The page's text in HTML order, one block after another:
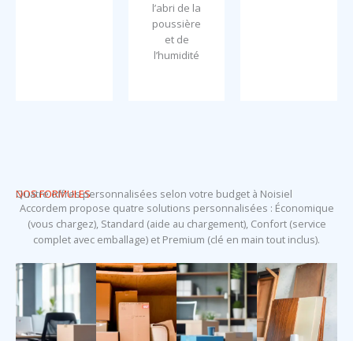
l’abri de la
poussière
et de
l’humidité
NOS FORMULES
Quatre offres personnalisées selon votre budget à Noisiel
Accordem propose quatre solutions personnalisées : Économique
(vous chargez), Standard (aide au chargement), Confort (service
complet avec emballage) et Premium (clé en main tout inclus).